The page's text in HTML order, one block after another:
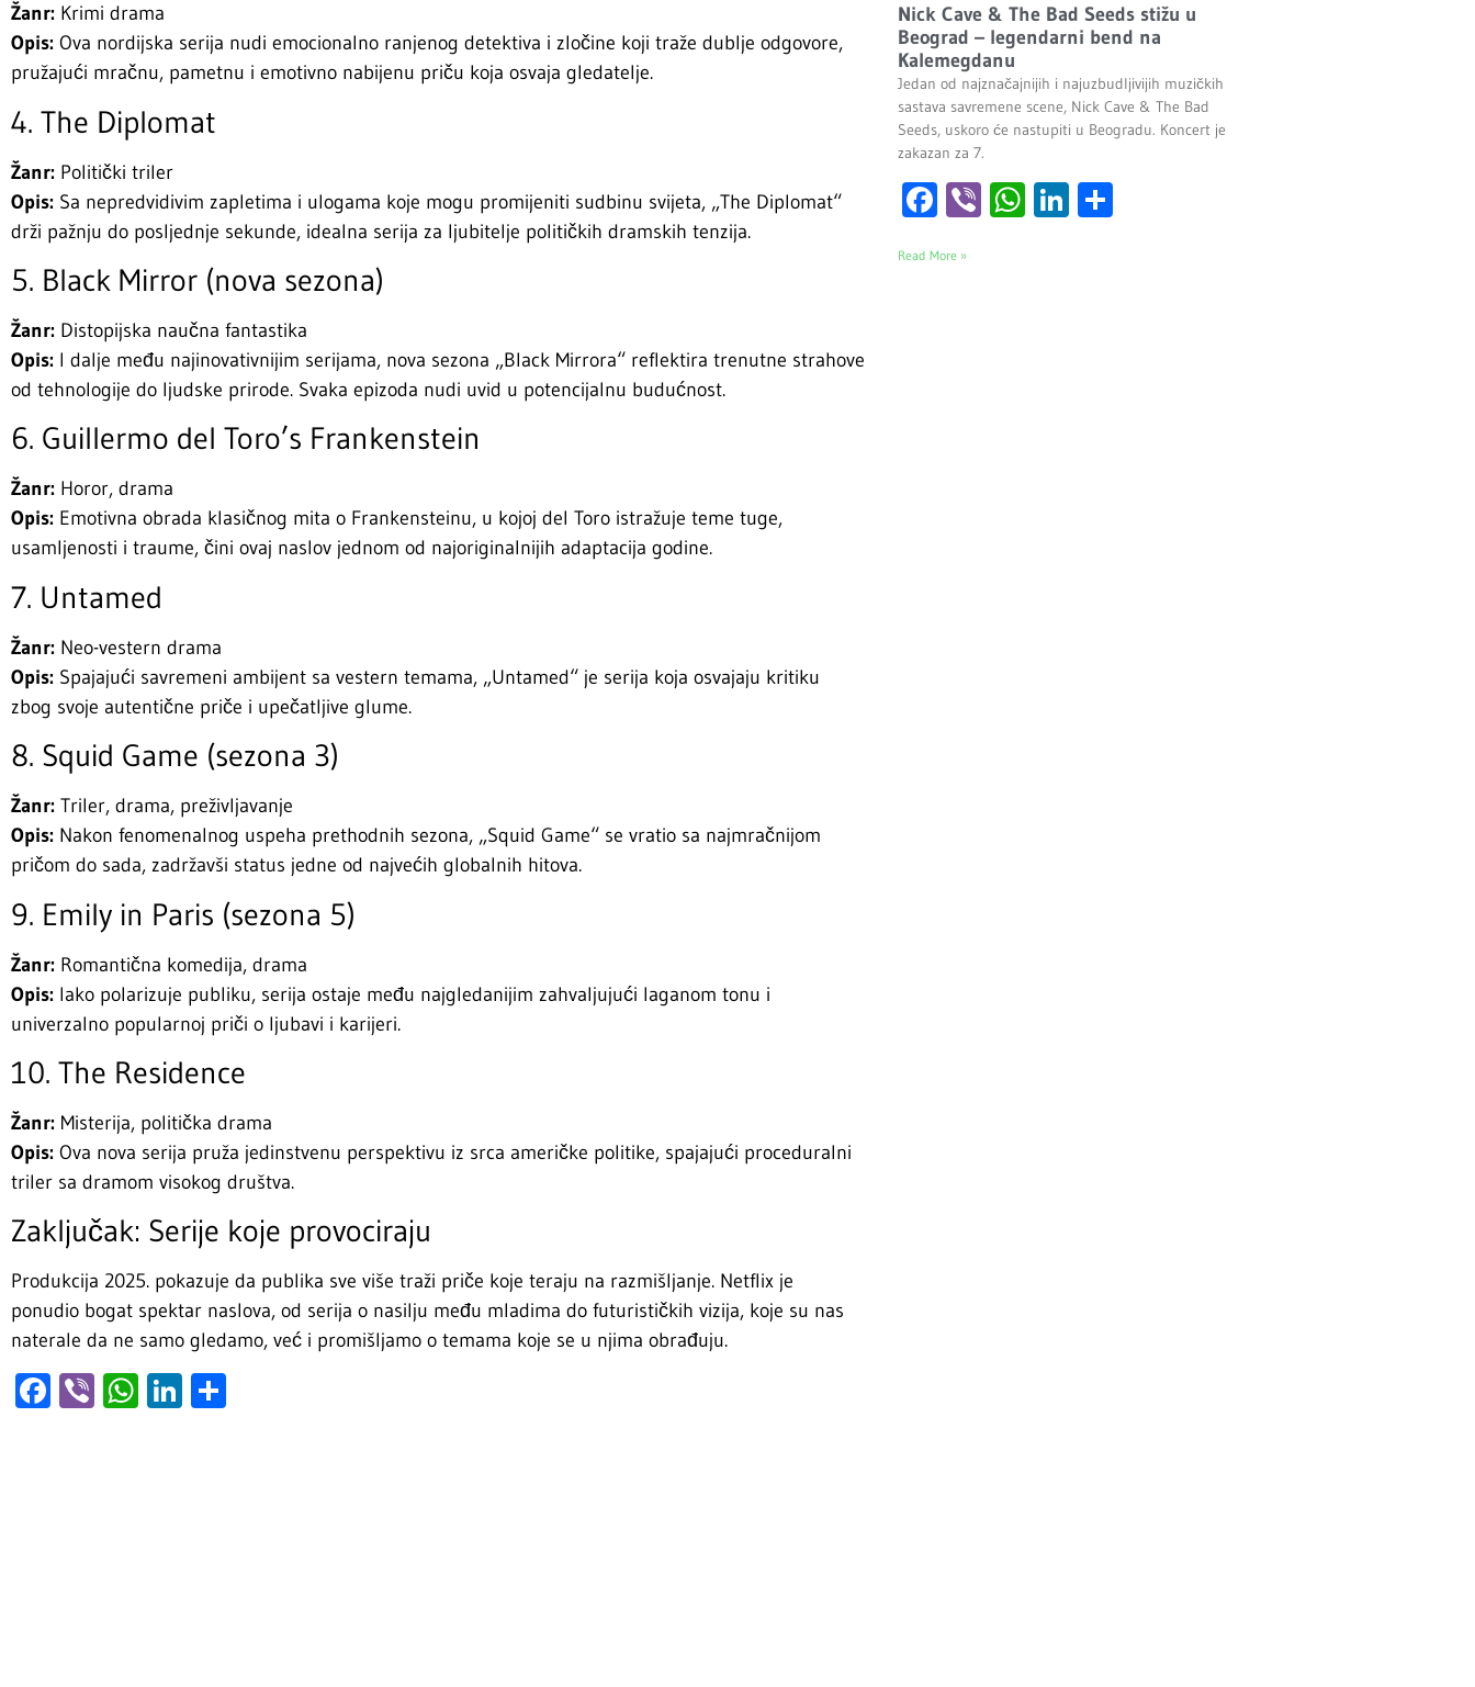
Žanr: Krimi drama
Opis: Ova nordijska serija nudi emocionalno ranjenog detektiva i zločine koji traže dublje odgovore,
pružajući mračnu, pametnu i emotivno nabijenu priču koja osvaja gledatelje.
4. The Diplomat
Žanr: Politički triler
Opis: Sa nepredvidivim zapletima i ulogama koje mogu promijeniti sudbinu svijeta, „The Diplomat“
drži pažnju do posljednje sekunde, idealna serija za ljubitelje političkih dramskih tenzija.
5. Black Mirror (nova sezona)
Žanr: Distopijska naučna fantastika
Opis: I dalje među najinovativnijim serijama, nova sezona „Black Mirrora“ reflektira trenutne strahove
od tehnologije do ljudske prirode. Svaka epizoda nudi uvid u potencijalnu budućnost.
6. Guillermo del Toro’s Frankenstein
Žanr: Horor, drama
Opis: Emotivna obrada klasičnog mita o Frankensteinu, u kojoj del Toro istražuje teme tuge,
usamljenosti i traume, čini ovaj naslov jednom od najoriginalnijih adaptacija godine.
7. Untamed
Žanr: Neo-vestern drama
Opis: Spajajući savremeni ambijent sa vestern temama, „Untamed“ je serija koja osvajaju kritiku
zbog svoje autentične priče i upečatljive glume.
8. Squid Game (sezona 3)
Žanr: Triler, drama, preživljavanje
Opis: Nakon fenomenalnog uspeha prethodnih sezona, „Squid Game“ se vratio sa najmračnijom
pričom do sada, zadržavši status jedne od najvećih globalnih hitova.
9. Emily in Paris (sezona 5)
Žanr: Romantična komedija, drama
Opis: Iako polarizuje publiku, serija ostaje među najgledanijim zahvaljujući laganom tonu i
univerzalno popularnoj priči o ljubavi i karijeri.
10. The Residence
Žanr: Misterija, politička drama
Opis: Ova nova serija pruža jedinstvenu perspektivu iz srca američke politike, spajajući proceduralni
triler sa dramom visokog društva.
Zaključak: Serije koje provociraju
Produkcija 2025. pokazuje da publika sve više traži priče koje teraju na razmišljanje. Netflix je
ponudio bogat spektar naslova, od serija o nasilju među mladima do futurističkih vizija, koje su nas
naterale da ne samo gledamo, već i promišljamo o temama koje se u njima obrađuju.
Facebook
ViberWhatsApp
LinkedIn
Nick Cave & The Bad Seeds stižu u
Beograd – legendarni bend na
Kalemegdanu
Jedan od najznačajnijih i najuzbudljivijih muzičkih
sastava savremene scene, Nick Cave & The Bad
Seeds, uskoro će nastupiti u Beogradu. Koncert je
zakazan za 7.
Facebook
ViberWhatsApp
LinkedIn
Read More »